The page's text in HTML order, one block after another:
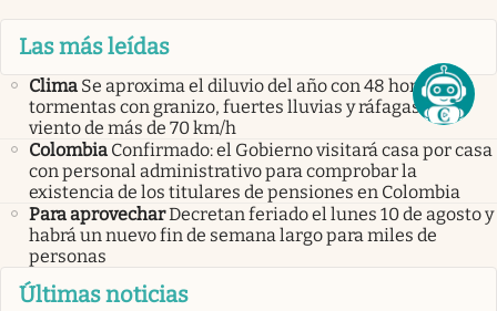
Las más leídas
Clima Se aproxima el diluvio del año con 48 horas de
tormentas con granizo, fuertes lluvias y ráfagas de
viento de más de 70 km/h
Colombia Confirmado: el Gobierno visitará casa por casa
con personal administrativo para comprobar la
existencia de los titulares de pensiones en Colombia
Para aprovecharDecretan feriado el lunes 10 de agosto y
habrá un nuevo fin de semana largo para miles de
personas
Últimas noticias